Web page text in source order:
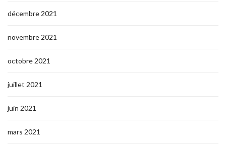
décembre 2021
novembre 2021
octobre 2021
juillet 2021
juin 2021
mars 2021